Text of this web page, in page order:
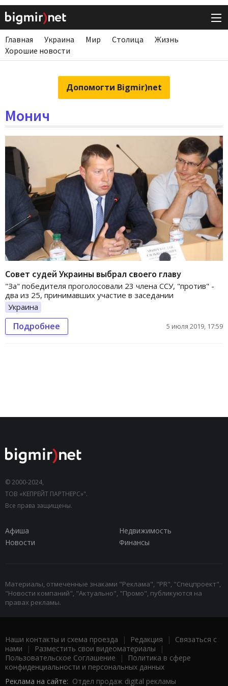
Главная Украина Мир Столица
Жизнь
Хорошие новости
Допомогти Bigmir)net
Монич
Совет судей Украины выбрал своего главу
"За" победителя проголосовали 23 члена ССУ, "против" -
два из 25, принимавших участие в заседании
Украина
Подробнее 5 июля 2019, 17:59
© 2000-2024,
ТОВ «КЕПРЕЙТ ПАРТНЕРС»".
Все права защищены.
Афиша
Недвижимость
Новости
Финансы
Материалы, отмеченные знаками "Реклама", "PR", "Спецпроект",
"Новости компаний", "Актуально", "Промо", публикуются на
правах рекламы.
Наши контакты и схема проезда | Редакция | Связаться с
нами | Разместить свои видеоматериалы |
Пользовательское Соглашение |
Политика в сфере
конфиденциальности и персональных данных
Реклама на сайте: Отдел продаж digital рекламы